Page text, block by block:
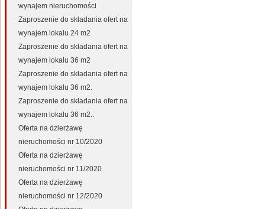
wynajem nieruchomości
Zaproszenie do składania ofert na
wynajem lokalu 24 m2
Zaproszenie do składania ofert na
wynajem lokalu 36 m2
Zaproszenie do składania ofert na
wynajem lokalu 36 m2.
Zaproszenie do składania ofert na
wynajem lokalu 36 m2..
Oferta na dzierżawę
nieruchomości nr 10/2020
Oferta na dzierżawę
nieruchomości nr 11/2020
Oferta na dzierżawę
nieruchomości nr 12/2020